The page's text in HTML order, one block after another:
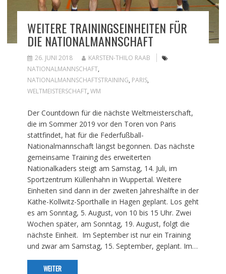
WEITERE TRAININGSEINHEITEN FÜR
DIE NATIONALMANNSCHAFT
26. JUNI 2018
KARSTEN-THILO RAAB
NATIONALMANNSCHAFT,
NATIONALMANNSCHAFTSTRAINING, PARIS,
WELTMEISTERSCHAFT, WM
Der Countdown für die nächste Weltmeisterschaft,
die im Sommer 2019 vor den Toren von Paris
stattfindet, hat für die Federfußball-
Nationalmannschaft längst begonnen. Das nächste
gemeinsame Training des erweiterten
Nationalkaders steigt am Samstag, 14. Juli, im
Sportzentrum Küllenhahn in Wuppertal. Weitere
Einheiten sind dann in der zweiten Jahreshälfte in der
Käthe-Kollwitz-Sporthalle in Hagen geplant. Los geht
es am Sonntag, 5. August, von 10 bis 15 Uhr. Zwei
Wochen später, am Sonntag, 19. August, folgt die
nächste Einheit. Im September ist nur ein Training
und zwar am Samstag, 15. September, geplant. Im…
WEITER